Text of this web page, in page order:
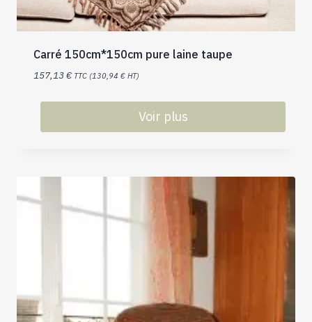
Carré 150cm*150cm pure laine taupe
157,13€ TTC (130,94 € HT)
Voir plus